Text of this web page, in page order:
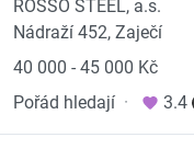
ROSSO STEEL, a.s.
Nádraží 452, Zaječí
40 000 - 45 000 Kč
Pořád hledají · 3.4